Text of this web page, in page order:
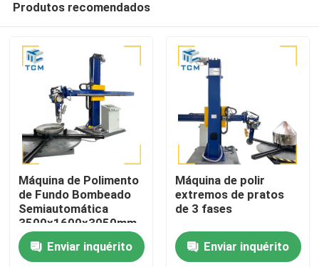
Para casa
Produtos
Sobre nós
Produtos recomendados
Máquina de Polimento
de Fundo Bombeado
Semiautomática
3500x1600x3050mm
2500 kg com
Eficiência de 8-12m2
Enviar inquérito
Máquina de polir
extremos de pratos
de 3 fases
Enviar inquérito